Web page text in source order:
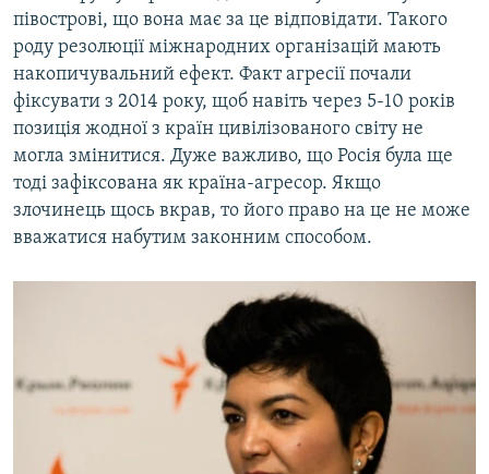
півострові, що вона має за це відповідати. Такого
роду резолюції міжнародних організацій мають
накопичувальний ефект. Факт агресії почали
фіксувати з 2014 року, щоб навіть через 5-10 років
позиція жодної з країн цивілізованого світу не
могла змінитися. Дуже важливо, що Росія була ще
тоді зафіксована як країна-агресор. Якщо
злочинець щось вкрав, то його право на це не може
вважатися набутим законним способом.